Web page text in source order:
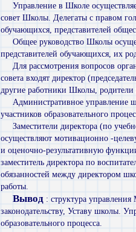
Управление в Школе
совет Школы. Делегаты с правом
обучающихся, представителей
Общее руководство Школы
представителей обучающихся, их
Для рассмотрения вопросов
совета входят директор
другие работники Школы, родители
Административное управление
участников образовательного
Заместители директора (по
осуществляют мотивационно -
и оценочно-результативную
заместитель директора по
обязанностей между директором
работы.
Вывод : структура
законодательству, Уставу школы.
образовательного процесса.